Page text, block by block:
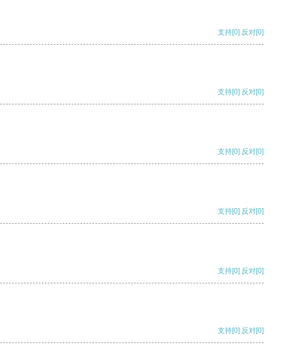
支持[0] 反对[0]
支持[0] 反对[0]
支持[0] 反对[0]
支持[0] 反对[0]
支持[0] 反对[0]
支持[0] 反对[0]